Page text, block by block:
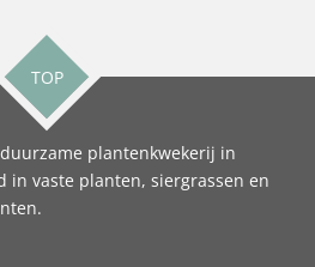
TOP
plantenkwekerij in
in vaste planten, siergrassen en